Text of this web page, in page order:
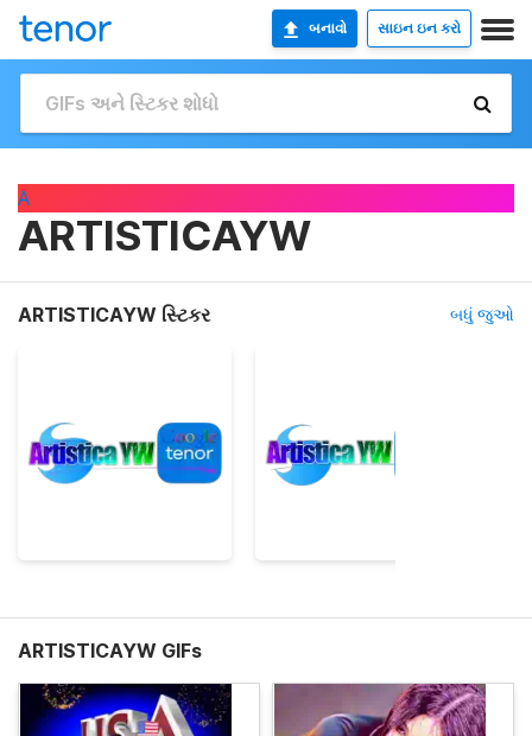
બનાવો સાઇન ઇન કરો
A
ARTISTICAYW
ARTISTICAYW સ્ટિકર બધું જુઓ
ARTISTICAYW GIFs